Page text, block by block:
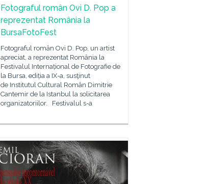
Fotograful român Ovi D. Pop a
reprezentat România la
BursaFotoFest
Fotograful român Ovi D. Pop, un artist
apreciat, a reprezentat România la
Festivalul Internațional de Fotografie de
la Bursa, ediția a IX-a, susţinut
de Institutul Cultural Român Dimitrie
Cantemir de la Istanbul la solicitarea
organizatoriilor. Festivalul s-a